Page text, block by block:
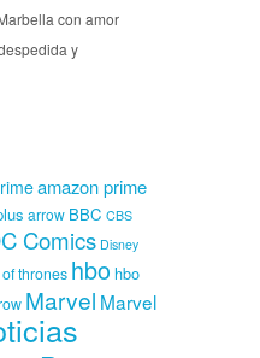
con amor
y
amazon prime
arrow BBC CBS
Comics Disney
thrones hbo hbo
Marvel Marvel